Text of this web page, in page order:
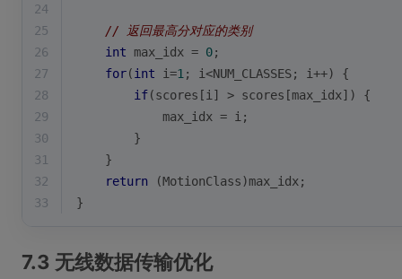
24
25
// 返回最高分对应的类别
26
int max_idx = 0;
27
for(int i=1 ; i<NUM_CLASSES; i++) {
28
if(scores[i] > scores[max_idx]) {
29
            max_idx = i;
30
        }
31
    }
32
return (MotionClass)max_idx;
33
}
7.3 无线数据传输优化